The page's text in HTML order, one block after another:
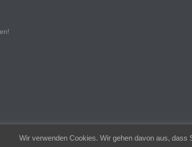
Wir verwenden Cookies. Wir gehen davon aus, dass